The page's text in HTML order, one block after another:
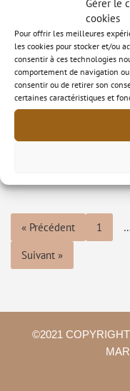
Gérer le
cookies
Pour offrir les meilleures
les cookies pour stocker et/ou
consentir à ces technologies
comportement de navigation
consentir ou de retirer son
certaines caractéristiques et
« Précédent 1
Suivant »
©2021